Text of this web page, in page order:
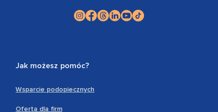
Jak możesz pomóc?
Wsparcie podopiecznych
Oferta dla firm